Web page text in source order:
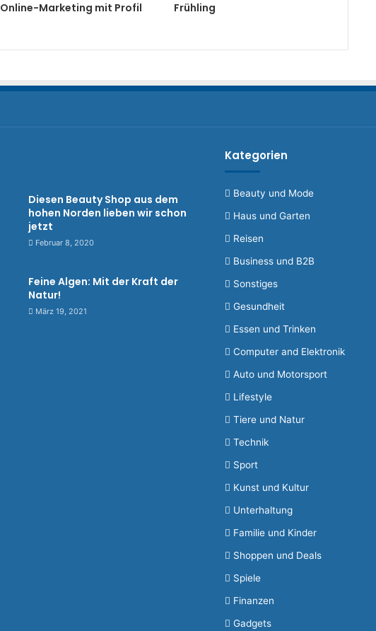
Online-Marketing mit Profil Frühling
Diesen Beauty Shop aus dem
hohen Norden lieben wir schon
jetzt
Februar 8, 2020
Feine Algen: Mit der Kraft der
Natur!
März 19, 2021
Kategorien
Beauty und Mode
Haus und Garten
Reisen
Business und B2B
Sonstiges
Gesundheit
Essen und Trinken
Computer and Elektronik
Auto und Motorsport
Lifestyle
Tiere und Natur
Technik
Sport
Kunst und Kultur
Unterhaltung
Familie und Kinder
Shoppen und Deals
Spiele
Finanzen
Gadgets